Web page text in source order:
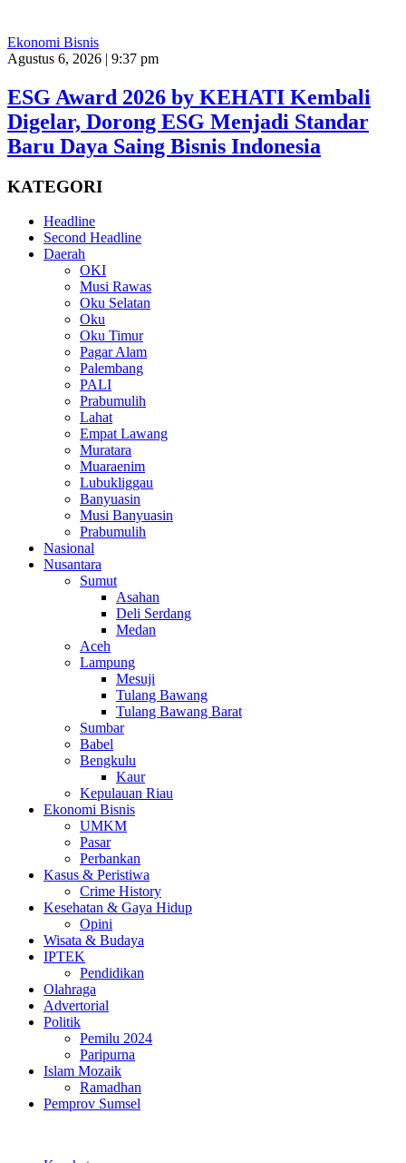
Ekonomi Bisnis
Agustus 6, 2026 | 9:37 pm
ESG Award 2026 by KEHATI Kembali
Digelar, Dorong ESG Menjadi Standar
Baru Daya Saing Bisnis Indonesia
KATEGORI
Headline
Second Headline
Daerah
OKI
Musi Rawas
Oku Selatan
Oku
Oku Timur
Pagar Alam
Palembang
PALI
Prabumulih
Lahat
Empat Lawang
Muratara
Muaraenim
Lubukliggau
Banyuasin
Musi Banyuasin
Prabumulih
Nasional
Nusantara
Sumut
Asahan
Deli Serdang
Medan
Aceh
Lampung
Mesuji
Tulang Bawang
Tulang Bawang Barat
Sumbar
Babel
Bengkulu
Kaur
Kepulauan Riau
Ekonomi Bisnis
UMKM
Pasar
Perbankan
Kasus & Peristiwa
Crime History
Kesehatan & Gaya Hidup
Opini
Wisata & Budaya
IPTEK
Pendidikan
Olahraga
Advertorial
Politik
Pemilu 2024
Paripurna
Islam Mozaik
Ramadhan
Pemprov Sumsel